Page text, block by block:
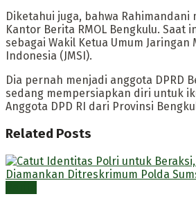
Diketahui juga, bahwa
Kantor Berita RMOL Bengkulu. Saat
sebagai Wakil Ketua Umum Jaringan
Indonesia (JMSI).
Dia pernah menjadi anggota DPRD
sedang mempersiapkan diri untuk
Anggota DPD RI dari Provinsi
Related Posts